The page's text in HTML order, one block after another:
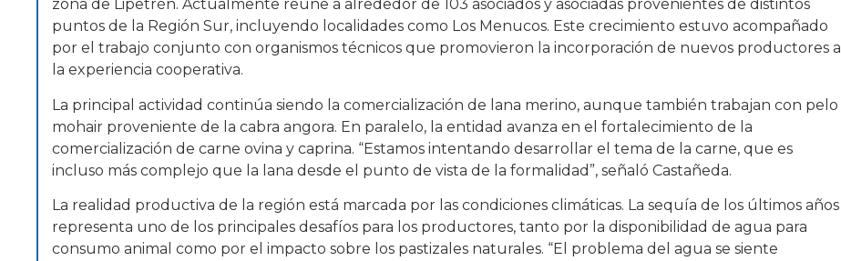
zona de Lipetrén. Actualmente reúne a alrededor de 103 asociados y asociadas provenientes de distintos
puntos de la Región Sur, incluyendo localidades como Los Menucos. Este crecimiento estuvo acompañado
por el trabajo conjunto con organismos técnicos que promovieron la incorporación de nuevos productores a
la experiencia cooperativa.
La principal actividad continúa siendo la comercialización de lana merino, aunque también trabajan con pelo
mohair proveniente de la cabra angora. En paralelo, la entidad avanza en el fortalecimiento de la
comercialización de carne ovina y caprina. “Estamos intentando desarrollar el tema de la carne, que es
incluso más complejo que la lana desde el punto de vista de la formalidad”, señaló Castañeda.
La realidad productiva de la región está marcada por las condiciones climáticas. La sequía de los últimos años
representa uno de los principales desafíos para los productores, tanto por la disponibilidad de agua para
consumo animal como por el impacto sobre los pastizales naturales. “El problema del agua se siente